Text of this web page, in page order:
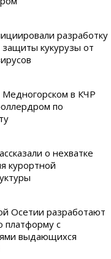
разработку
защиты кукурузы от
Медногорском в КЧР
по
о нехватке
курортной
Осетии разработают
платформу с
выдающихся